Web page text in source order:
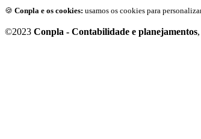
🍪 Conpla e os cookies: usamos os cookies para
©2023 Conpla - Contabilidade e planejamentos